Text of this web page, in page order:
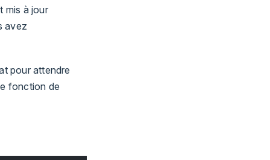
mis à jour
avez
pour attendre
fonction de